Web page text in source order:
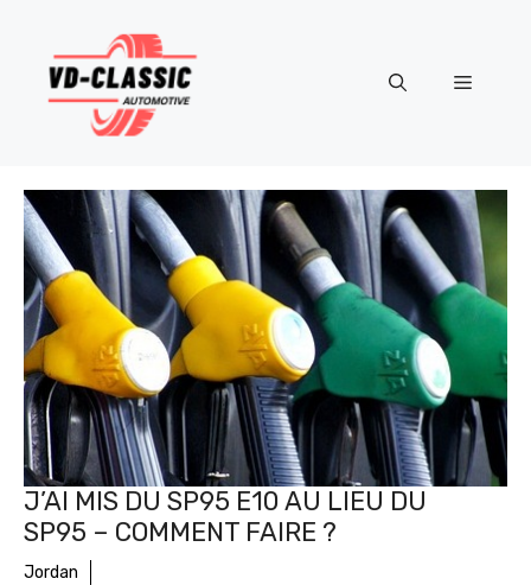
contenu
Menu
J’AI MIS DU SP95 E10 AU LIEU DU
SP95 – COMMENT FAIRE ?
Jordan